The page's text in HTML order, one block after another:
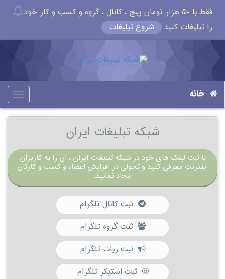
فقط با ۵۰ هزار تومان پیج ، کانال ، گروه و کسب و کار خود
را تبلیغات کنید
شروع تبلیغات
خانه
شبکه تبلیغات ایران
با ثبت لینک های خود در شبکه تبلیغات ایران ، آن را به کاربران
اینترنت معرفی کنید و تحولی در افزایش اعضاء و کسب و کارتان
ایجاد نمایید.
ثبت کانال تلگرام
ثبت گروه تلگرام
ثبت ربات تلگرام
ثبت استیکر تلگرام